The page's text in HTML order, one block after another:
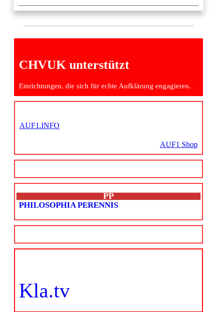
CHVUK unterstützt
Einrichtungen, die sich für echte Aufklärung engagieren.
AUF1.INFO
AUF1 Shop
PP
PHILOSOPHIA PERENNIS
Kla.tv